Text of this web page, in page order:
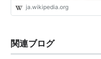
ja.wikipedia.org
関連ブログ